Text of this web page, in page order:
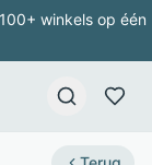
winkels op één